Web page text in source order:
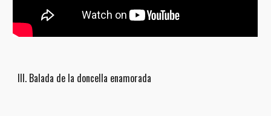
III. Balada de la doncella enamorada